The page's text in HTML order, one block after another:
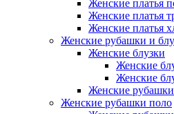
Женские платья
Женские платья
Женские платья
Женские рубашки и
Женские блузки
Женские
Женские
Женские рубашки
Женские рубашки поло